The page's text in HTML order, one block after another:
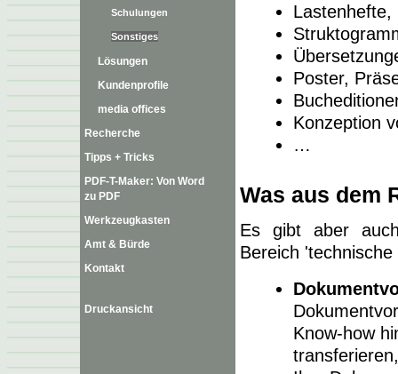
Schulungen
Sonstiges
Lösungen
Kundenprofile
media offices
Recherche
Tipps + Tricks
PDF-T-Maker: Von Word
zu PDF
Werkzeugkasten
Amt & Bürde
Kontakt
Druckansicht
Lastenhefte,
Poster,
Konzeption
…
Was aus dem
Es gibt aber
Bereich
Know-how